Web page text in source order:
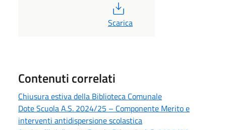
Scarica
Contenuti correlati
Chiusura estiva della Biblioteca Comunale
Dote Scuola A.S. 2024/25 – Componente Merito e
interventi antidispersione scolastica